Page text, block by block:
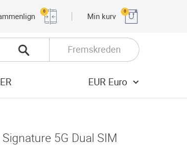
0
Min kurv
0
Fremskreden
EUR Euro
5G Dual SIM